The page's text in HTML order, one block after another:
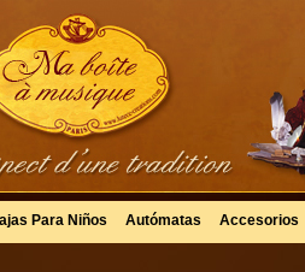
Para Niños Autómatas Accesorios